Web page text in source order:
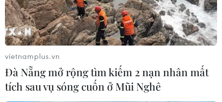
vietnamplus.vn
Đà Nẵng mở rộng tìm kiếm 2 nạn nhân mất
tích sau vụ sóng cuốn ở Mũi Nghê